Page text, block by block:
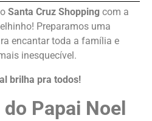
Santa Cruz Shopping com a
Preparamos uma
encantar toda a família e
inesquecível.
brilha pra todos!
Papai Noel